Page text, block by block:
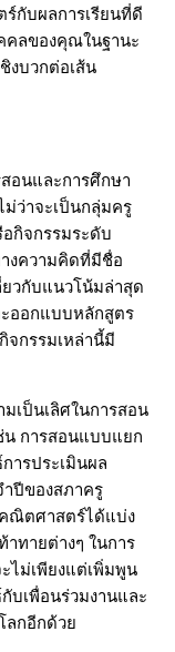
กับผลการเรียนที่ดี
คลของคุณในฐานะ
งบวกต่อเส้น
อนและการศึกษา
ม่ว่าจะเป็นกลุ่มครู
กิจกรรมระดับ
งความคิดที่มีชื่อ
ยวกับแนวโน้มล่าสุด
ะออกแบบหลักสูตร
จกรรมเหล่านี้มี
มเป็นเลิศในการสอน
น การสอนแบบแยก
ารประเมินผล
ำปีของสภาครู
ณิตศาสตร์ได้แบ่ง
ทายต่างๆ ในการ
ไม่เพียงแต่เพิ่มพูน
บเพื่อนร่วมงานและ
ลกอีกด้วย